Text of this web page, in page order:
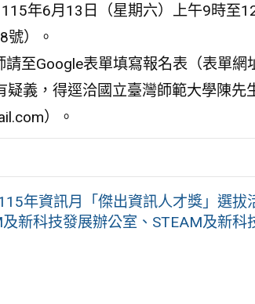
年6月13日（星期六）上午9時至
號）。
請至Google表單填寫報名表（表單
疑義，得逕洽國立臺灣師範大學陳
）。
年資訊月「傑出資訊人才獎」選拔
及新科技發展辦公室、STEAM及新科